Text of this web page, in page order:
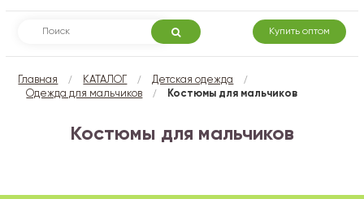
Купить оптом
Главная / КАТАЛОГ / Детская одежда /
Одежда для мальчиков / Костюмы для мальчиков
Костюмы для мальчиков